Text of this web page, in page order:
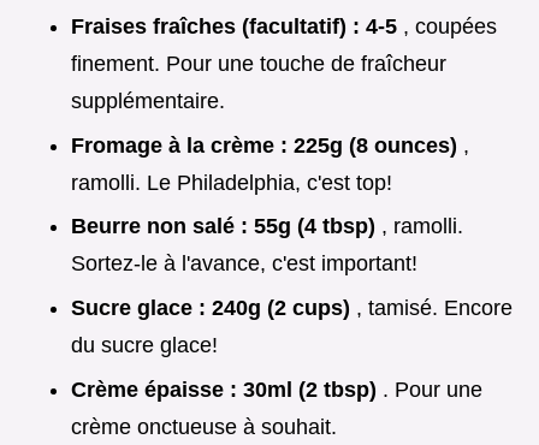
Fraises fraîches (facultatif) : 4-5 , coupées
finement. Pour une touche de fraîcheur
supplémentaire.
Fromage à la crème : 225g (8 ounces) ,
ramolli. Le Philadelphia, c'est top!
Beurre non salé : 55g (4 tbsp) , ramolli.
Sortez-le à l'avance, c'est important!
Sucre glace : 240g (2 cups) , tamisé. Encore
du sucre glace!
Crème épaisse : 30ml (2 tbsp) . Pour une
crème onctueuse à souhait.